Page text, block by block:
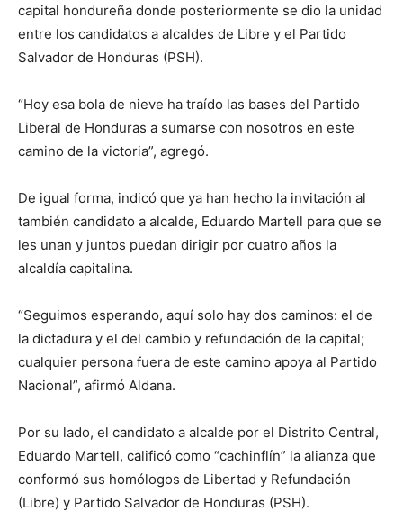
capital hondureña donde posteriormente se dio la unidad
entre los candidatos a alcaldes de Libre y el Partido
Salvador de Honduras (PSH).
“Hoy esa bola de nieve ha traído las bases del Partido
Liberal de Honduras a sumarse con nosotros en este
camino de la victoria”, agregó.
De igual forma, indicó que ya han hecho la invitación al
también candidato a alcalde, Eduardo Martell para que se
les unan y juntos puedan dirigir por cuatro años la
alcaldía capitalina.
“Seguimos esperando, aquí solo hay dos caminos: el de
la dictadura y el del cambio y refundación de la capital;
cualquier persona fuera de este camino apoya al Partido
Nacional”, afirmó Aldana.
Por su lado, el candidato a alcalde por el Distrito Central,
Eduardo Martell, calificó como “cachinflín” la alianza que
conformó sus homólogos de Libertad y Refundación
(Libre) y Partido Salvador de Honduras (PSH).